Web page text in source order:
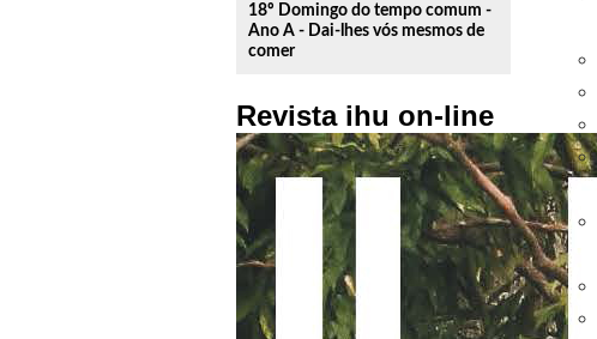
18º Domingo do tempo comum -
Ano A - Dai-lhes vós mesmos de
comer
Revista ihu on-line